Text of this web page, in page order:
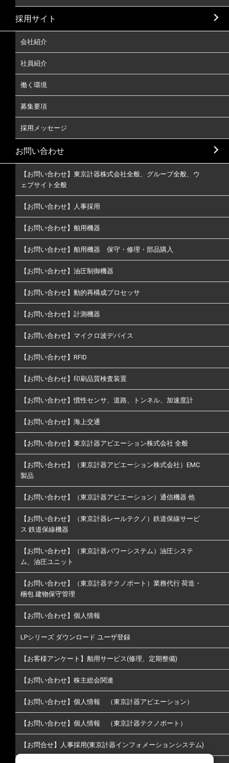
採用サイト
会社紹介
社員紹介
働く環境
募集要項
採用メッセージ
お問い合わせ
【お問い合わせ】東京計器株式会社全般、グループ全般、ウ
ェブサイト全般
【お問い合わせ】人事採用
【お問い合わせ】舶用機器
【お問い合わせ】舶用機器 保守・修理・部品購入
【お問い合わせ】油圧制御機器
【お問い合わせ】動的再構成プロセッサ
【お問い合わせ】計測機器
【お問い合わせ】マイクロ波デバイス
【お問い合わせ】RFID
【お問い合わせ】印刷品質検査装置
【お問い合わせ】慣性センサ、道路、トンネル、加速度計
【お問い合わせ】海上交通
【お問い合わせ】東京計器アビエーション株式会社 全般
【お問い合わせ】（東京計器アビエーション株式会社）EMC
製品
【お問い合わせ】（東京計器アビエーション）通信機器 他
【お問い合わせ】（東京計器レールテクノ）鉄道保線サービ
ス 鉄道保線機器
【お問い合わせ】（東京計器パワーシステム）油圧システ
ム、油圧ユニット
【お問い合わせ】（東京計器テクノポート）業務代行 荷造・
梱包 建物保守管理
【お問い合わせ】個人情報
LPシリーズ ダウンロード ユーザ登録
【お客様アンケート】舶用サービス(修理、定期整備)
【お問い合わせ】株主総会関連
【お問い合わせ】個人情報 （東京計器アビエーション）
【お問い合わせ】個人情報 （東京計器テクノポート）
【お問合せ】人事採用(東京計器インフォメーションシステム)